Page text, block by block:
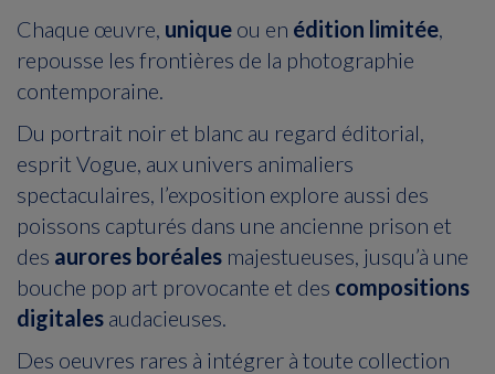
Chaque œuvre, unique ou en édition limitée,
repousse les frontières de la photographie
contemporaine.
Du portrait noir et blanc au regard éditorial,
esprit Vogue, aux univers animaliers
spectaculaires, l’exposition explore aussi des
poissons capturés dans une ancienne prison et
des aurores boréales majestueuses, jusqu’à une
bouche pop art provocante et des compositions
digitales audacieuses.
Des oeuvres rares à intégrer à toute collection